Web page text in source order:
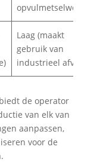
opvulmetselwerk
Laag (maakt
gebruik van
industrieel afval)
de operator
van elk van
aanpassen,
voor de